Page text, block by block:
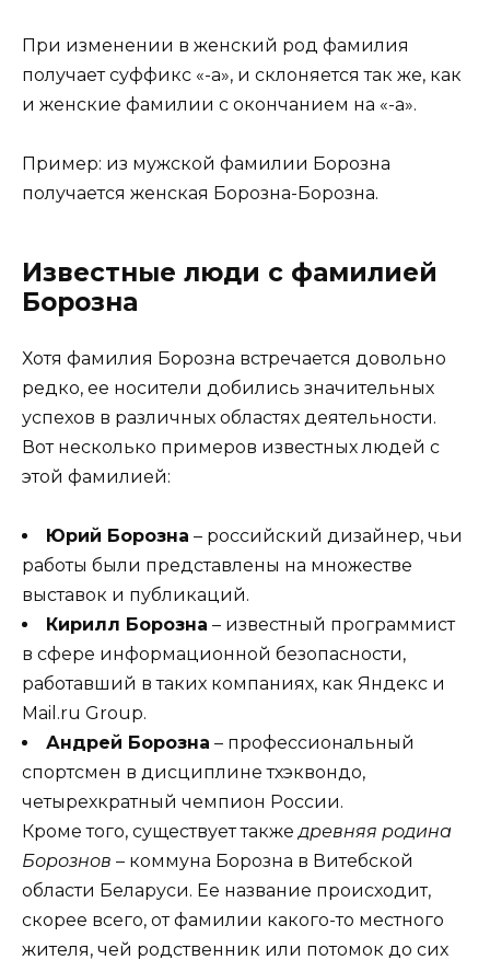
При изменении в женский род фамилия
получает суффикс «-а», и склоняется так же, как
и женские фамилии с окончанием на «-а».
Пример: из мужской фамилии Борозна
получается женская Борозна-Борозна.
Известные люди с фамилией
Борозна
Хотя фамилия Борозна встречается довольно
редко, ее носители добились значительных
успехов в различных областях деятельности.
Вот несколько примеров известных людей с
этой фамилией:
Юрий Борозна – российский дизайнер, чьи
работы были представлены на множестве
выставок и публикаций.
Кирилл Борозна – известный программист
в сфере информационной безопасности,
работавший в таких компаниях, как Яндекс и
Mail.ru Group.
Андрей Борозна – профессиональный
спортсмен в дисциплине тхэквондо,
четырехкратный чемпион России.
Кроме того, существует такжедревняя родина
Борознов – коммуна Борозна в Витебской
области Беларуси. Ее название происходит,
скорее всего, от фамилии какого-то местного
жителя, чей родственник или потомок до сих